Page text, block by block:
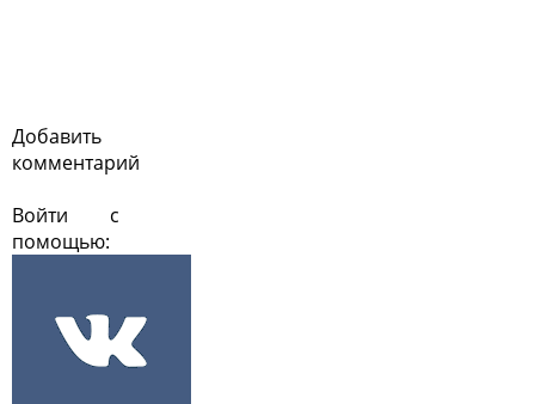
Добавить
комментарий
Войти с
помощью: